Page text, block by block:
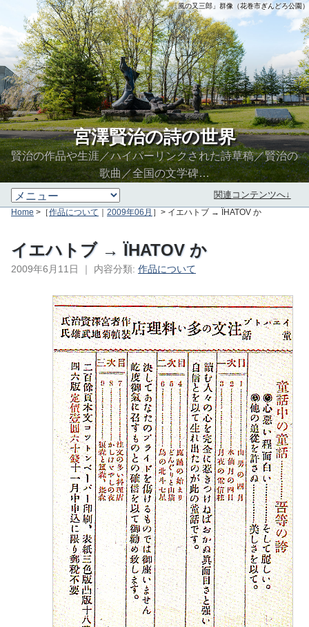
「風の又三郎」群像（花巻市ぎんどろ公園）
宮澤賢治の詩の世界
賢治の作品や生涯／ハイパーリンクされた詩草稿／賢治の
歌曲／全国の文学碑…
関連コンテンツへ↓
Home >［作品について ｜ 2009年06月 ］> イエハトブ → ÏHATOV か
イエハトブ → ÏHATOV か
2009年6月11日 ｜ 内容分類: 作品について